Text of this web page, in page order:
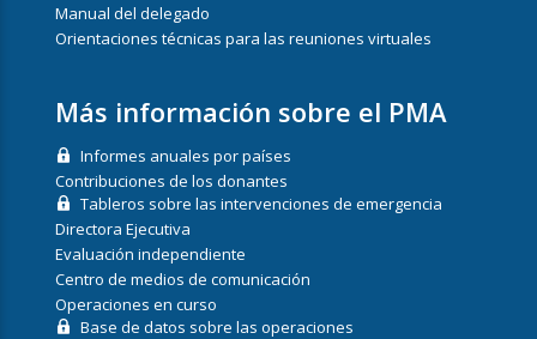
Manual del delegado
Orientaciones técnicas para las reuniones virtuales
Más información sobre el PMA
Informes anuales por países
Contribuciones de los donantes
Tableros sobre las intervenciones de emergencia
Directora Ejecutiva
Evaluación independiente
Centro de medios de comunicación
Operaciones en curso
Base de datos sobre las operaciones